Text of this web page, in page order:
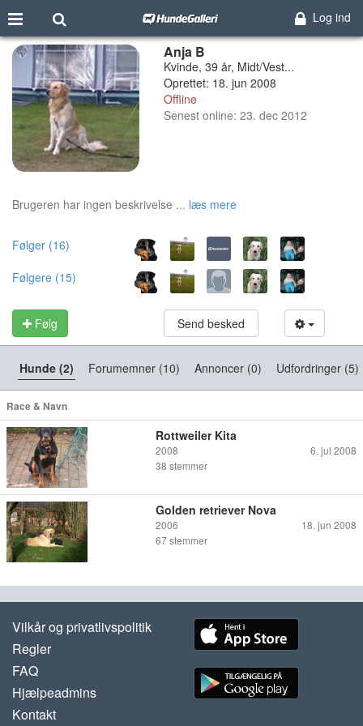
Log ind
Anja B
Kvinde, 39 år, Midt/Vest...
Oprettet: 18. jun 2008
Offline
Senest online: 23. dec 2012
Brugeren har ingen beskrivelse ... læs mere
Følger (16)
Følgere (15)
Følg Send besked
Hunde (2) Forumemner (10) Annoncer (0) Udfordringer (5)
Race & Navn
Rottweiler Kita
2008
6. jul 2008
38 stemmer
Golden retriever Nova
2006
18. jun 2008
67 stemmer
Vilkår og privatlivspolitik
Regler
FAQ
Hjælpeadmins
Kontakt